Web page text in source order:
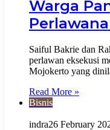
Warga
Saiful Bakrie dan
perlawan eksekusi
Mojokerto yang
Read More »
Bisnis
indra26 February